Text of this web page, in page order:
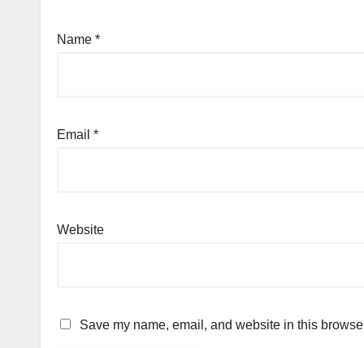
Name *
Email *
Website
Save my name, email, and website in this